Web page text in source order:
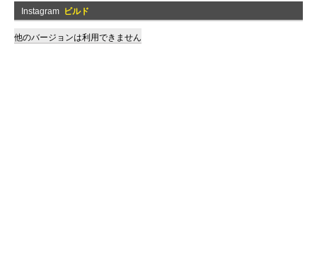
Instagram ビルド
他のバージョンは利用できません